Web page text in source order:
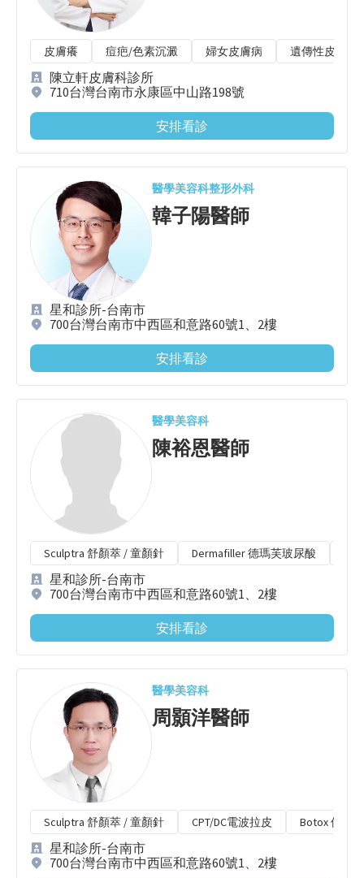
皮膚癢 痘疤/色素沉澱 婦女皮膚病 遺傳性皮膚病
陳立軒皮膚科診所
710台灣台南市永康區中山路198號
安排看診
醫學美容科整形外科
韓子陽醫師
星和診所-台南市
700台灣台南市中西區和意路60號1、2樓
安排看診
醫學美容科
陳裕恩醫師
Sculptra 舒顏萃 / 童顏針 Dermafiller 德瑪芙玻尿酸
星和診所-台南市
700台灣台南市中西區和意路60號1、2樓
安排看診
醫學美容科
周顥洋醫師
Sculptra 舒顏萃 / 童顏針 CPT/DC電波拉皮 Botox 保妥
星和診所-台南市
700台灣台南市中西區和意路60號1、2樓